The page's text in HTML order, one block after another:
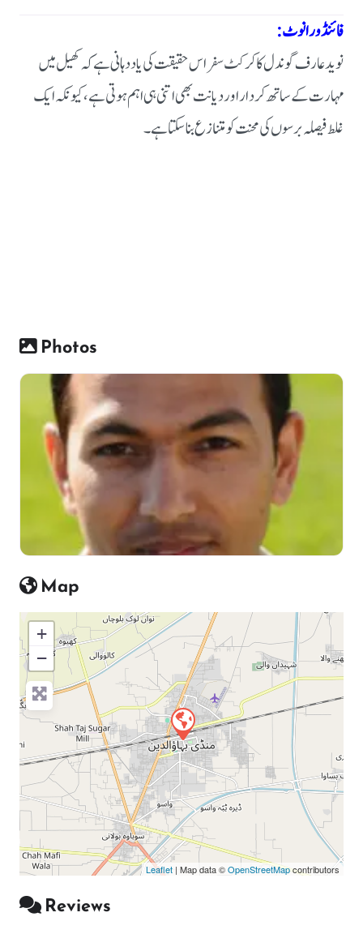
فائنڈورا نوٹ:
نوید عارف گوندل کا کرکٹ سفر اس حقیقت کی یاد دہانی ہے کہ کھیل میں
مہارت کے ساتھ کردار اور دیانت بھی اتنی ہی اہم ہوتی ہے، کیونکہ ایک
غلط فیصلہ برسوں کی محنت کو متنازع بنا سکتا ہے۔
Photos
Map
+
−
Press Enter key to search
Leaflet | Map data ©OpenStreetMapcontributors
Reviews